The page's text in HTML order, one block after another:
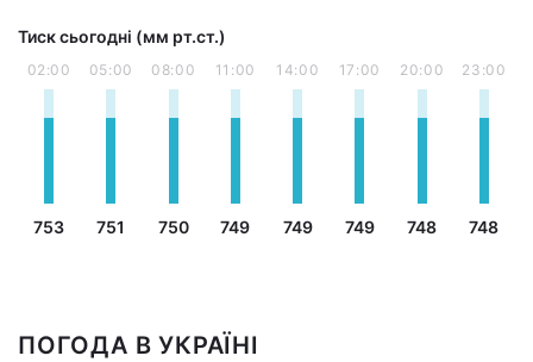
Тиск сьогодні (мм рт.ст.)
02:00
753
05:00
751
08:00
750
11:00
749
14:00
749
17:00
749
20:00
748
23:00
748
ПОГОДА В УКРАЇНІ